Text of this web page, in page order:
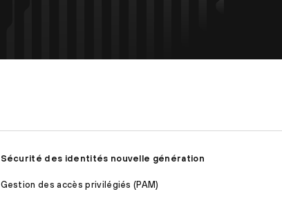
Sécurité des identités nouvelle génération
Gestion des accès privilégiés (PAM)